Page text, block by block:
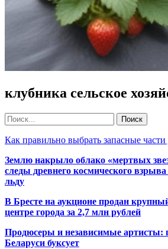
клубника сельское
Как правильно выбрать запасные части
Землю накрыло облако «мертвых
следы древнего космического
льду
В Бресте на аукционе продан
центре города за 2,7 млн рублей
Продюсеры и независимые артисты:
Беларуси буксует